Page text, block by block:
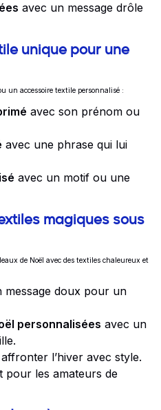
avec un message drôle
unique pour une
un accessoire textile personnalisé :
avec son prénom ou
avec une phrase qui lui
avec un motif ou une
magiques sous
de Noël avec des textiles chaleureux et
message doux pour un
personnalisées avec un
l’hiver avec style.
pour les amateurs de